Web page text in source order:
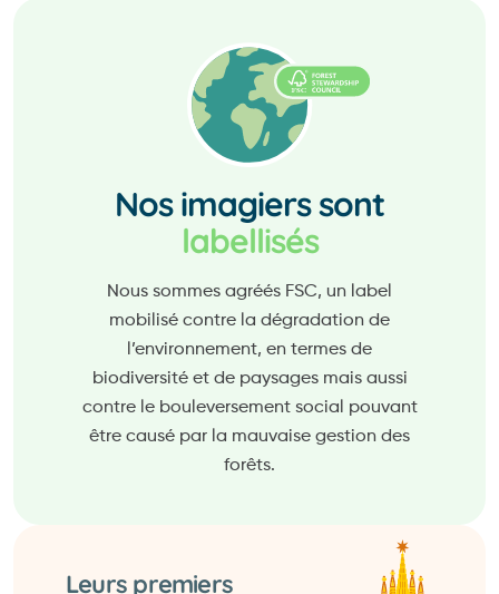
Nos imagiers sont
labellisés
Nous sommes agréés FSC, un label
mobilisé contre la dégradation de
l’environnement, en termes de
biodiversité et de paysages mais aussi
contre le bouleversement social pouvant
être causé par la mauvaise gestion des
forêts.
Leurs premiers